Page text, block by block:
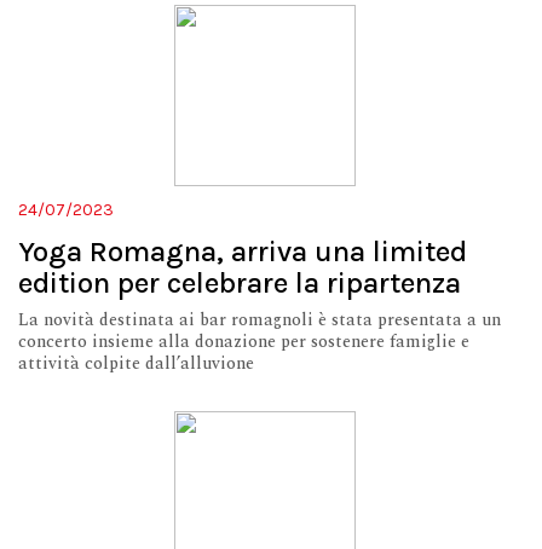
24/07/2023
Yoga Romagna, arriva una limited
edition per celebrare la ripartenza
La novità destinata ai bar romagnoli è stata presentata a un
concerto insieme alla donazione per sostenere famiglie e
attività colpite dall’alluvione